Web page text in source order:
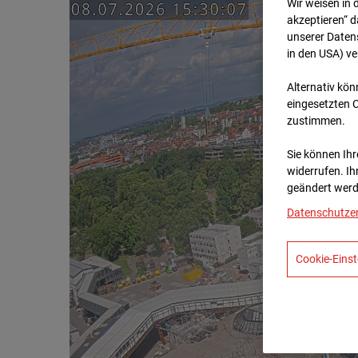
Wir weisen in
akzeptieren“
unserer
in den USA)
Alternativ
eingesetzten
zustimmen.
Sie können
widerrufen.
geändert
Cookie-